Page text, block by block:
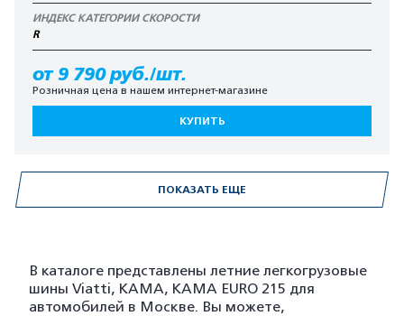
ИНДЕКС КАТЕГОРИИ СКОРОСТИ
R
от 9 790 руб./шт.
Розничная цена в нашем интернет-магазине
КУПИТЬ
ПОКАЗАТЬ ЕЩЕ
В каталоге представлены летние легкогрузовые
шины Viatti, KAMA, KAMA EURO 215 для
автомобилей в Москве. Вы можете,